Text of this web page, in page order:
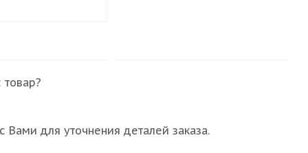
для уточнения деталей заказа.